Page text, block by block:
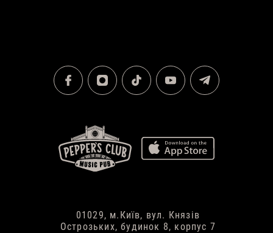
01029, м.Київ, вул. Князів
Острозьких, будинок 8, корпус 7